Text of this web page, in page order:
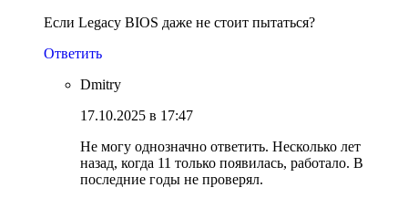
Если Legacy BIOS даже не стоит пытаться?
Ответить
Dmitry
17.10.2025 в 17:47
Не могу однозначно ответить. Несколько лет
назад, когда 11 только появилась, работало. В
последние годы не проверял.